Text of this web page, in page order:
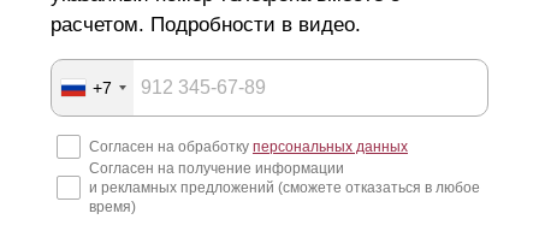
расчетом. Подробности в видео.
+7
Согласен на обработку персональных данных
Согласен на получение информации
и рекламных предложений (сможете отказаться в любое
время)